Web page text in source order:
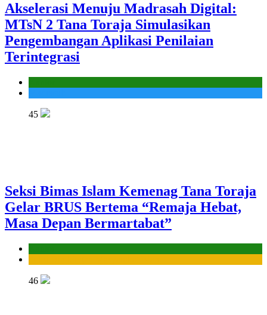
Akselerasi Menuju Madrasah Digital:
MTsN 2 Tana Toraja Simulasikan
Pengembangan Aplikasi Penilaian
Terintegrasi
45
Seksi Bimas Islam Kemenag Tana Toraja
Gelar BRUS Bertema “Remaja Hebat,
Masa Depan Bermartabat”
46